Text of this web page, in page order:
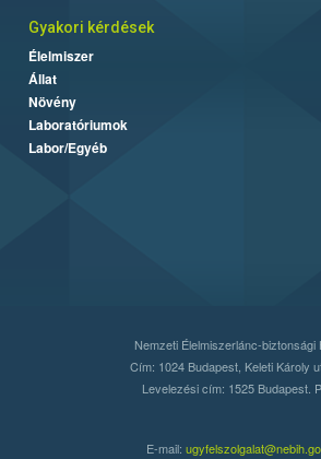
Gyakori kérdések
Élelmiszer
Állat
Növény
Laboratóriumok
Labor/Egyéb
Nemzeti Élelmiszerlánc-biztonsági
Cím: 1024 Budapest, Keleti Károly
Levelezési cím: 1525 Budapest.
E-mail: